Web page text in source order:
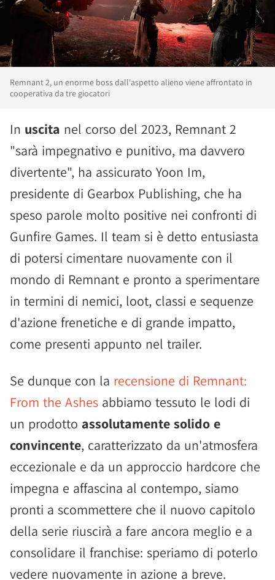
Remnant 2, un enorme boss dall'aspetto alieno viene affrontato in
cooperativa da tre giocatori
In uscita nel corso del 2023, Remnant 2
"sarà impegnativo e punitivo, ma davvero
divertente", ha assicurato Yoon Im,
presidente di Gearbox Publishing, che ha
speso parole molto positive nei confronti di
Gunfire Games. Il team si è detto entusiasta
di potersi cimentare nuovamente con il
mondo di Remnant e pronto a sperimentare
in termini di nemici, loot, classi e sequenze
d'azione frenetiche e di grande impatto,
come presenti appunto nel trailer.
Se dunque con la recensione di Remnant:
From the Ashes abbiamo tessuto le lodi di
un prodotto assolutamente solido e
convincente, caratterizzato da un'atmosfera
eccezionale e da un approccio hardcore che
impegna e affascina al contempo, siamo
pronti a scommettere che il nuovo capitolo
della serie riuscirà a fare ancora meglio e a
consolidare il franchise: speriamo di poterlo
vedere nuovamente in azione a breve.